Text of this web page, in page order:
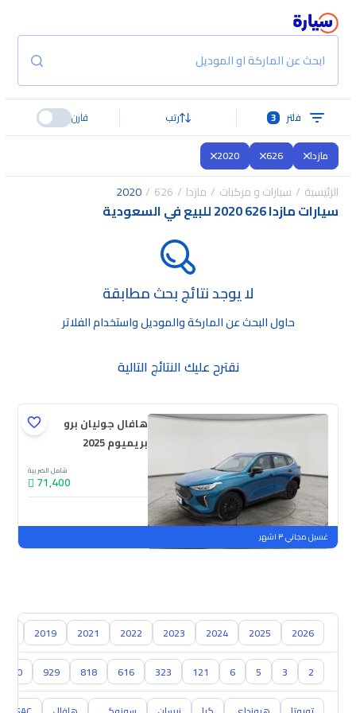
ابحث عن الماركة او الموديل
فلتر 3 رتب قارن
مازدا 626
2020
الرئيسية سيارات و مركبات مازدا 626
2020
سيارات مازدا 626 2020 للبيع في السعودية
لا يوجد نتائج بحث مطابقة
حاول البحث عن الماركة والموديل واستخدام الفلاتر
نقترح عليك النتائج التالية
هافال جوليان برو
بريميوم 2025
شامل الضريبة
71,400
جديدة
ملوحة
غسيل مجاني ٣ اشهر
2026
2025
2024
2023
2022
2021
2019
2
3
5
6
121
323
616
818
929
1000